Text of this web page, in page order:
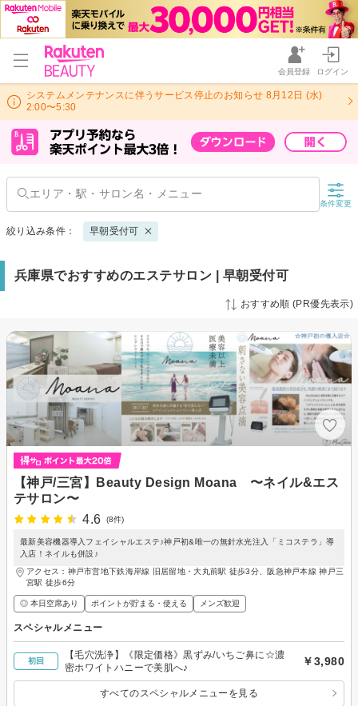
会員登録 ログイン
システムメンテナンスに伴うサービス停止のお知らせ 8月12日 (水)
2:00〜5:30
条件変更
絞り込み条件： 早朝受付可
兵庫県でおすすめのエステサロン | 早朝受付可
おすすめ順 (PR優先表示)
【神戸/三宮】Beauty Design Moana 〜ネイル&エス
テサロン〜
4.6
(8件)
最新美容機器導入フェイシャルエステ♪神戸初&唯一の無針水光注入「ミコステラ」導
入店！ネイルも併設♪
アクセス：神戸市営地下鉄海岸線 旧居留地・大丸前駅 徒歩3分、阪急神戸本線 神戸三
宮駅 徒歩6分
◎ 本日空席あり ポイントが貯まる・使える メンズ歓迎
スペシャルメニュー
初回
【毛穴洗浄】《限定価格》黒ずみ/いちご鼻に☆濃
密ホワイトハニーで美肌へ♪
￥3,980
すべてのスペシャルメニューを見る